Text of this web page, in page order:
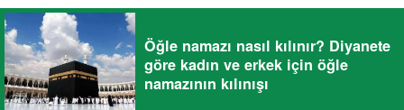
Öğle namazı nasıl kılınır? Diyanete
göre kadın ve erkek için öğle
namazının kılınışı